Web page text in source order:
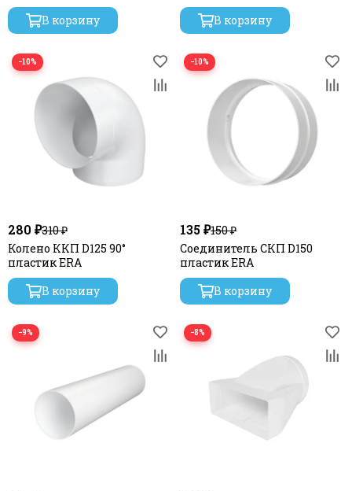
В корзину
В корзину
−10%
280 ₽310 ₽
Колено ККП D125 90°
пластик ERA
В корзину
−10%
135 ₽150 ₽
Соединитель СКП D150
пластик ERA
В корзину
−9% −8%